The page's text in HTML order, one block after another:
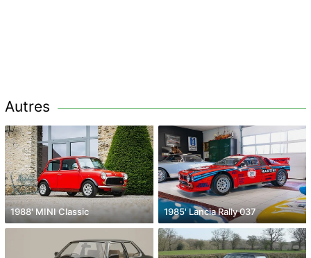
Autres
1988' MINI Classic 1985' Lancia Rally 037